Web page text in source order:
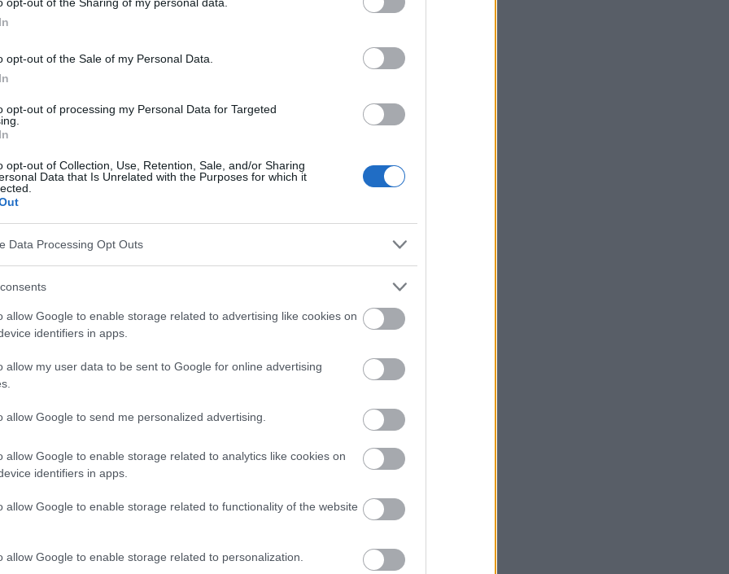
opt-out of the Sale of my Personal Data.
opt-out of processing my Personal Data for Targeted
opt-out of Collection, Use, Retention, Sale, and/or Sharing
Data that Is Unrelated with the Purposes for which it
Data Processing Opt Outs
allow Google to enable storage related to advertising like cookies on
identifiers in apps.
allow my user data to be sent to Google for online advertising
allow Google to send me personalized advertising.
allow Google to enable storage related to analytics like cookies on
identifiers in apps.
allow Google to enable storage related to functionality of the website
allow Google to enable storage related to personalization.
et en fibres, ce qui en fait un complément
de grandes quantités de vitamine C, qui
contre les radicaux libres. Les tomates sont
B (dont l'acide folique) et de potassium, qui
calories des tomates en fait un complément idéal
naturel
tomates est le lycopène, un antioxydant puissant
Le lycopène a un effet protecteur sur les
les radicaux libres. Des études montrent
peut réduire le risque de maladies cardiaques et